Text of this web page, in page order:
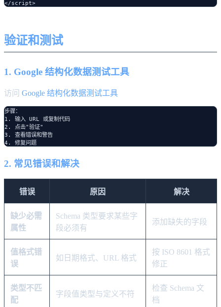
验证和测试
1. Google 结构化数据测试工具
访问 Google 结构化数据测试工具
步骤：
1. 输入 URL 或复制代码
2. 点击"验证"
3. 查看错误和警告
2. 常见错误和解决
错误 原因 解决
缺少必需
属性
Schema 类型要求某些字
段必须有
添加缺失的字段
值格式错
误
如日期格式、URL 格式
按 ISO 8601 格式
修正
类型不匹
配
字段值类型与定义不符
检查 Schema 文
档